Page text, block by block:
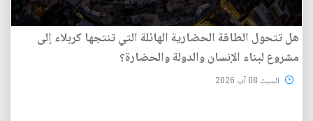
هل تتحول الطاقة الحضارية الهائلة التي تنتجها كربلاء إلى
مشروع لبناء الإنسان والدولة والحضارة؟
السبت 08 آب 2026